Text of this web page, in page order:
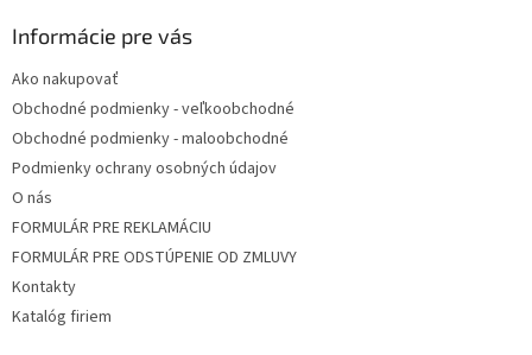
Informácie pre vás
Ako nakupovať
Obchodné podmienky - veľkoobchodné
Obchodné podmienky - maloobchodné
Podmienky ochrany osobných údajov
O nás
FORMULÁR PRE REKLAMÁCIU
FORMULÁR PRE ODSTÚPENIE OD ZMLUVY
Kontakty
Katalóg firiem